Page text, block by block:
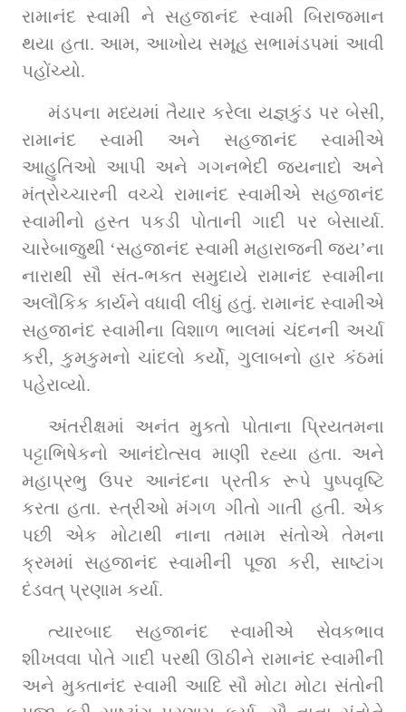
રામાનંદ સ્વામી ને સહજાનંદ સ્વામી બિરાજમાન
થયા હતા. આમ, આખોય સમૂહ સભામંડપમાં આવી
પહોંચ્યો.
મંડપના મધ્યમાં તૈયાર કરેલા યજ્ઞકુંડ પર બેસી,
રામાનંદ સ્વામી અને સહજાનંદ સ્વામીએ
આહુતિઓ આપી અને ગગનભેદી જયનાદો અને
મંત્રોચ્ચારની વચ્ચે રામાનંદ સ્વામીએ સહજાનંદ
સ્વામીનો હસ્ત પકડી પોતાની ગાદી પર બેસાર્યા.
ચારેબાજુથી ‘સહજાનંદ સ્વામી મહારાજની જય’ના
નારાથી સૌ સંત-ભક્ત સમુદાયે રામાનંદ સ્વામીના
અલૌકિક કાર્યને વધાવી લીધું હતું. રામાનંદ સ્વામીએ
સહજાનંદ સ્વામીના વિશાળ ભાલમાં ચંદનની અર્ચા
કરી, કુમકુમનો ચાંદલો કર્યો, ગુલાબનો હાર કંઠમાં
પહેરાવ્યો.
અંતરીક્ષમાં અનંત મુક્તો પોતાના પ્રિયતમના
પટ્ટાભિષેકનો આનંદોત્સવ માણી રહ્યા હતા. અને
મહાપ્રભુ ઉપર આનંદના પ્રતીક રૂપે પુષ્પવૃષ્ટિ
કરતા હતા. સ્ત્રીઓ મંગળ ગીતો ગાતી હતી. એક
પછી એક મોટાથી નાના તમામ સંતોએ તેમના
ક્રમમાં સહજાનંદ સ્વામીની પૂજા કરી, સાષ્ટાંગ
દંડવત્ પ્રણામ કર્યા.
ત્યારબાદ સહજાનંદ સ્વામીએ સેવકભાવ
શીખવવા પોતે ગાદી પરથી ઊઠીને રામાનંદ સ્વામીની
અને મુક્તાનંદ સ્વામી આદિ સૌ મોટા મોટા સંતોની